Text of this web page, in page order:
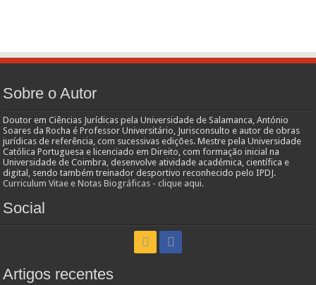
Sobre o Autor
Doutor em Ciências Jurídicas pela Universidade de Salamanca, António
Soares da Rocha é Professor Universitário, Jurisconsulto e autor de obras
jurídicas de referência, com sucessivas edições. Mestre pela Universidade
Católica Portuguesa e licenciado em Direito, com formação inicial na
Universidade de Coimbra, desenvolve atividade académica, científica e
digital, sendo também treinador desportivo reconhecido pelo IPDJ.
Curriculum Vitae e Notas Biográficas - clique aqui.
Social
Artigos recentes